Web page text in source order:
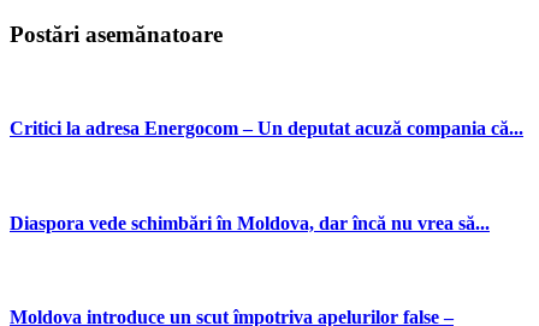
Postări asemănatoare
Critici la adresa Energocom – Un deputat acuză compania că...
Diaspora vede schimbări în Moldova, dar încă nu vrea să...
Moldova introduce un scut împotriva apelurilor false –